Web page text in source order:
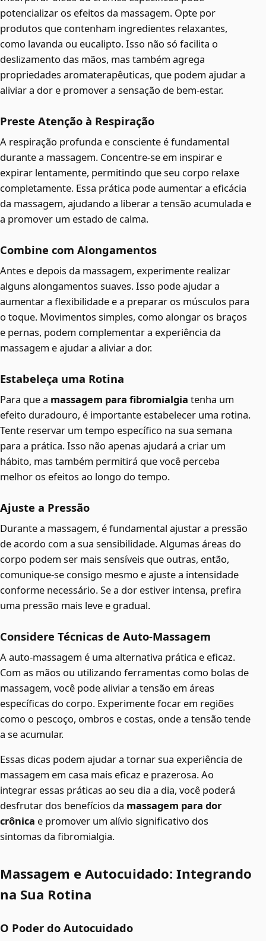
potencializar os efeitos da massagem. Opte por
produtos que contenham ingredientes relaxantes,
como lavanda ou eucalipto. Isso não só facilita o
deslizamento das mãos, mas também agrega
propriedades aromaterapêuticas, que podem ajudar a
aliviar a dor e promover a sensação de bem-estar.
Preste Atenção à Respiração
A respiração profunda e consciente é fundamental
durante a massagem. Concentre-se em inspirar e
expirar lentamente, permitindo que seu corpo relaxe
completamente. Essa prática pode aumentar a eficácia
da massagem, ajudando a liberar a tensão acumulada e
a promover um estado de calma.
Combine com Alongamentos
Antes e depois da massagem, experimente realizar
alguns alongamentos suaves. Isso pode ajudar a
aumentar a flexibilidade e a preparar os músculos para
o toque. Movimentos simples, como alongar os braços
e pernas, podem complementar a experiência da
massagem e ajudar a aliviar a dor.
Estabeleça uma Rotina
Para que a massagem para fibromialgia tenha um
efeito duradouro, é importante estabelecer uma rotina.
Tente reservar um tempo específico na sua semana
para a prática. Isso não apenas ajudará a criar um
hábito, mas também permitirá que você perceba
melhor os efeitos ao longo do tempo.
Ajuste a Pressão
Durante a massagem, é fundamental ajustar a pressão
de acordo com a sua sensibilidade. Algumas áreas do
corpo podem ser mais sensíveis que outras, então,
comunique-se consigo mesmo e ajuste a intensidade
conforme necessário. Se a dor estiver intensa, prefira
uma pressão mais leve e gradual.
Considere Técnicas de Auto-Massagem
A auto-massagem é uma alternativa prática e eficaz.
Com as mãos ou utilizando ferramentas como bolas de
massagem, você pode aliviar a tensão em áreas
específicas do corpo. Experimente focar em regiões
como o pescoço, ombros e costas, onde a tensão tende
a se acumular.
Essas dicas podem ajudar a tornar sua experiência de
massagem em casa mais eficaz e prazerosa. Ao
integrar essas práticas ao seu dia a dia, você poderá
desfrutar dos benefícios da massagem para dor
crônica e promover um alívio significativo dos
sintomas da fibromialgia.
Massagem e Autocuidado: Integrando
na Sua Rotina
O Poder do Autocuidado